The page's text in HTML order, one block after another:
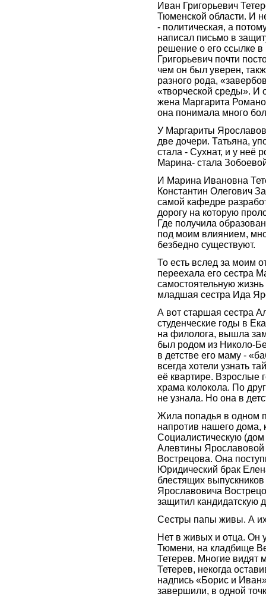
Иван Григорьевич
Тюменской области. И
- политическая, а
написал письмо в
решение о его ссылке в
Григорьевич почти
чем он был уверен,
разного рода,
«творческой среды». И
жена Маргарита
она понимала много
У Маргариты
две дочери. Татьяна,
стала - Сухнат, и у неё
Марина- стала
И Марина Ивановна
Константин Олегович
самой кафедре
дорогу на которую
Где получила
под моим влиянием,
безбедно существуют.
То есть вслед за моим
переехала его сестра
самостоятельную
младшая сестра Ида
А вот старшая сестра
студенческие годы в
на филолога, вышла
был родом из Николо-
в детстве его маму -
всегда хотели узнать
её квартире. Взрослые
храма колокола. По
не узнала. Но она в
Жила попадья в одном
напротив нашего дома,
Социалистическую
Алевтины Ярославовой
Вострецова. Она
Юридический брак
блестящих
Ярославовича
защитил кандидатскую
Сестры папы живы. А
Нет в живых и отца. Он
Тюмени, на кладбище
Тетерев. Многие видят
Тетерев, некогда
надпись «Борис и
завершили, в одной